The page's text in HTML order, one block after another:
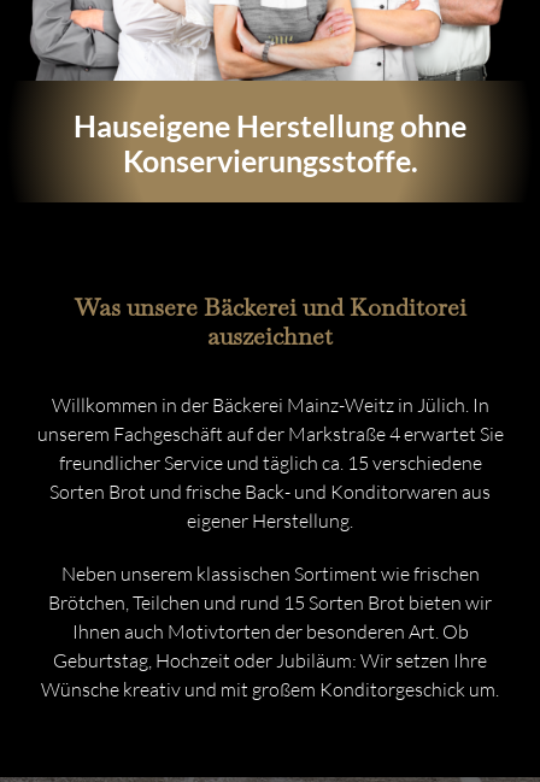
Hauseigene Herstellung ohne
Konservierungsstoffe.
Was unsere Bäckerei und Konditorei
auszeichnet
Willkommen in der Bäckerei Mainz-Weitz in Jülich. In
unserem Fachgeschäft auf der Markstraße 4 erwartet Sie
freundlicher Service und täglich ca. 15 verschiedene
Sorten Brot und frische Back- und Konditorwaren aus
eigener Herstellung.
Neben unserem klassischen Sortiment wie frischen
Brötchen, Teilchen und rund 15 Sorten Brot bieten wir
Ihnen auch Motivtorten der besonderen Art. Ob
Geburtstag, Hochzeit oder Jubiläum: Wir setzen Ihre
Wünsche kreativ und mit großem Konditorgeschick um.